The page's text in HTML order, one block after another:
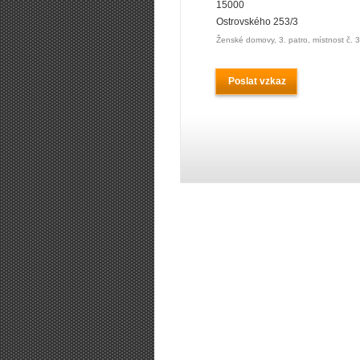
15000
Ostrovského 253/3
Ženské domovy, 3. patro, místnost č.
Poslat vzkaz